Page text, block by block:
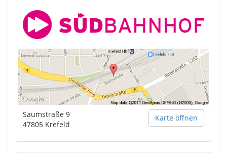
Karte öffnen
Saumstraße 9
47805 Krefeld